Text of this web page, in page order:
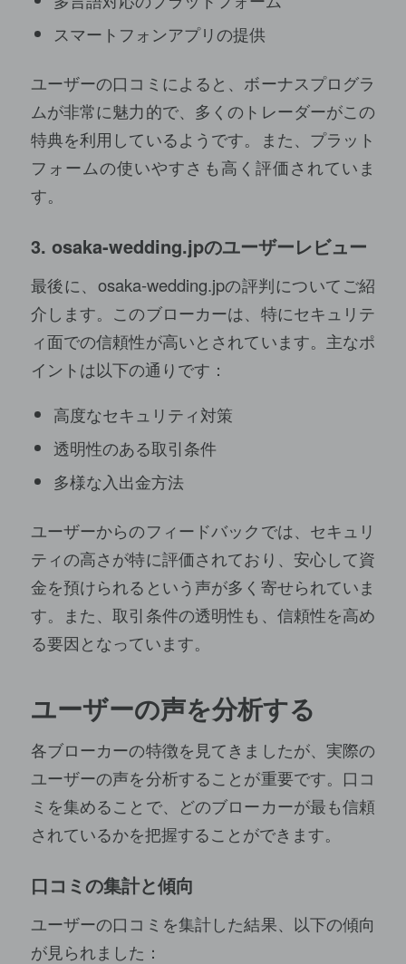
スマートフォンアプリの提供
ユーザーの口コミによると、ボーナスプログラ
ムが非常に魅力的で、多くのトレーダーがこの
特典を利用しているようです。また、プラット
フォームの使いやすさも高く評価されていま
す。
3. osaka-wedding.jpのユーザーレビュー
最後に、osaka-wedding.jpの評判についてご紹
介します。このブローカーは、特にセキュリテ
ィ面での信頼性が高いとされています。主なポ
イントは以下の通りです：
高度なセキュリティ対策
透明性のある取引条件
多様な入出金方法
ユーザーからのフィードバックでは、セキュリ
ティの高さが特に評価されており、安心して資
金を預けられるという声が多く寄せられていま
す。また、取引条件の透明性も、信頼性を高め
る要因となっています。
ユーザーの声を分析する
各ブローカーの特徴を見てきましたが、実際の
ユーザーの声を分析することが重要です。口コ
ミを集めることで、どのブローカーが最も信頼
されているかを把握することができます。
口コミの集計と傾向
ユーザーの口コミを集計した結果、以下の傾向
が見られました：